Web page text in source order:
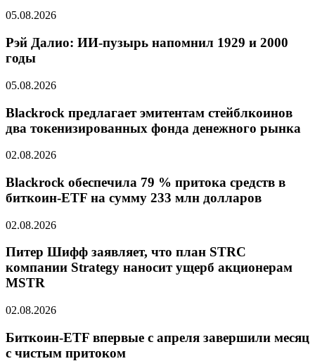
05.08.2026
Рэй Далио: ИИ-пузырь напомнил 1929 и 2000
годы
05.08.2026
Blackrock предлагает эмитентам стейблкоинов
два токенизированных фонда денежного рынка
02.08.2026
Blackrock обеспечила 79 % притока средств в
биткоин-ETF на сумму 233 млн долларов
02.08.2026
Питер Шифф заявляет, что план STRC
компании Strategy наносит ущерб акционерам
MSTR
02.08.2026
Биткоин-ETF впервые с апреля завершили месяц
с чистым притоком